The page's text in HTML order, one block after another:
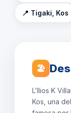
📍 Tigaki, Kos
🏖
L’Ilios K
Kos, una